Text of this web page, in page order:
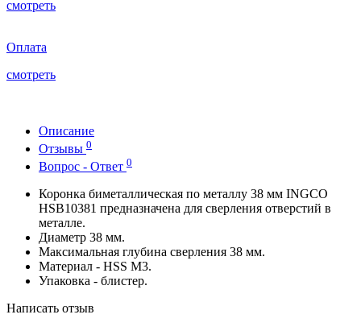
смотреть
Оплата
смотреть
Описание
Отзывы 0
Вопрос - Ответ 0
Коронка биметаллическая по металлу 38 мм INGCO
HSB10381 предназначена для сверления отверстий в
металле.
Диаметр 38 мм.
Максимальная глубина сверления 38 мм.
Материал - HSS M3.
Упаковка - блистер.
Написать отзыв